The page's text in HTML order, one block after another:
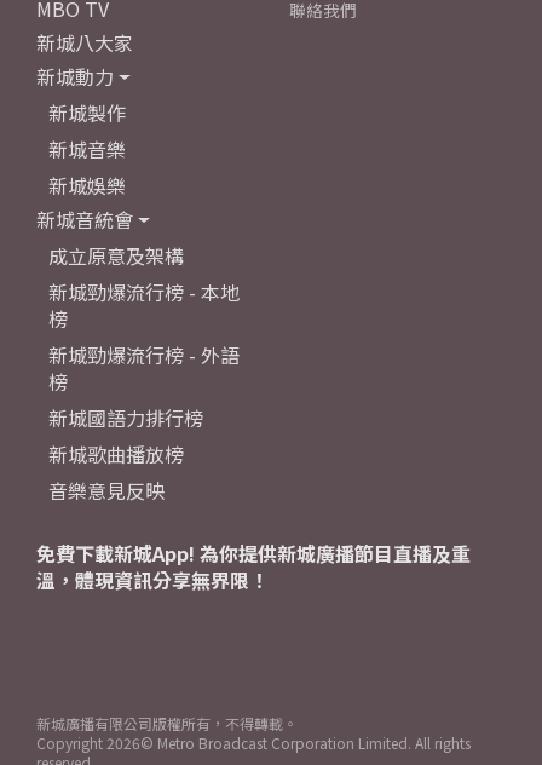
MBO TV
新城八大家
新城動力
新城製作
新城音樂
新城娛樂
新城音統會
成立原意及架構
新城勁爆流行榜 - 本地
榜
新城勁爆流行榜 - 外語
榜
新城國語力排行榜
新城歌曲播放榜
音樂意見反映
聯絡我們
免費下載新城App! 為你提供新城廣播節目直播及重
溫，體現資訊分享無界限！
新城廣播有限公司版權所有，不得轉載。
Copyright 2026© Metro Broadcast Corporation Limited. All rights